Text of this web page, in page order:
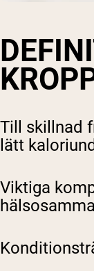
Till skillnad
lätt
Viktiga